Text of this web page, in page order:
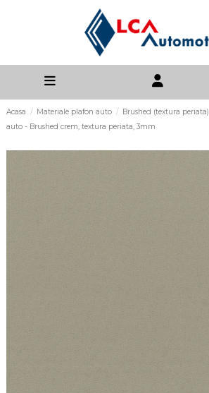
Acasa Materiale plafon auto Brushed (textura periata)
auto - Brushed crem, textura periata, 3mm